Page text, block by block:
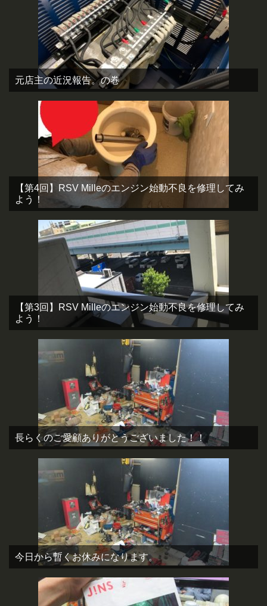
元店主の近況報告。の巻
【第4回】RSV Milleのエンジン始動不良を修理してみ
よう！
【第3回】RSV Milleのエンジン始動不良を修理してみ
よう！
長らくのご愛顧ありがとうございました！！
今日から暫くお休みになります。